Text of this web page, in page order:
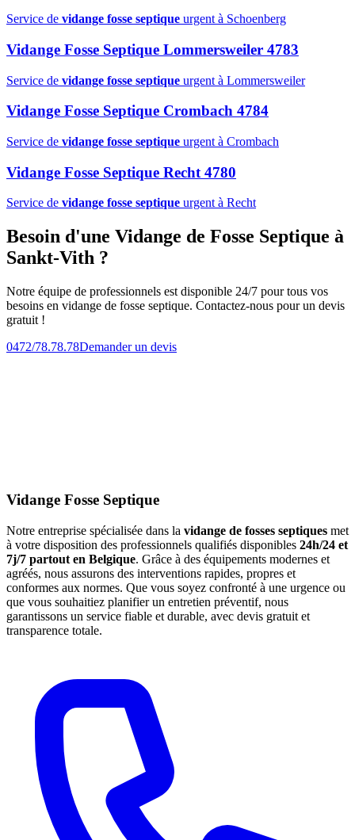
Service de vidange fosse septique urgent à Schoenberg
Vidange Fosse Septique Lommersweiler 4783
Service de vidange fosse septique urgent à Lommersweiler
Vidange Fosse Septique Crombach 4784
Service de vidange fosse septique urgent à Crombach
Vidange Fosse Septique Recht 4780
Service de vidange fosse septique urgent à Recht
Besoin d'une Vidange de Fosse Septique à
Sankt-Vith ?
Notre équipe de professionnels est disponible 24/7 pour tous vos
besoins en vidange de fosse septique. Contactez-nous pour un devis
gratuit !
0472/78.78.78Demander un devis
Vidange Fosse Septique
Notre entreprise spécialisée dans la vidange de fosses septiques met
à votre disposition des professionnels qualifiés disponibles 24h/24 et
7j/7 partout en Belgique. Grâce à des équipements modernes et
agréés, nous assurons des interventions rapides, propres et
conformes aux normes. Que vous soyez confronté à une urgence ou
que vous souhaitiez planifier un entretien préventif, nous
garantissons un service fiable et durable, avec devis gratuit et
transparence totale.